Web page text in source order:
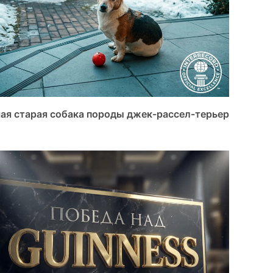
старая собака породы джек-рассел-терьер